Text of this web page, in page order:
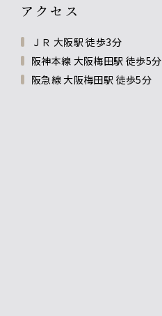
アクセス
ＪＲ 大阪駅 徒歩3分
阪神本線 大阪梅田駅 徒歩5分
阪急線 大阪梅田駅 徒歩5分